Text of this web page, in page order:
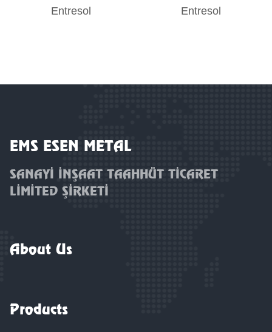
Entresol Entresol
EMS ESEN METAL
SANAYİ İNŞAAT TAAHHÜT TİCARET
LİMİTED ŞİRKETİ
About Us
Products